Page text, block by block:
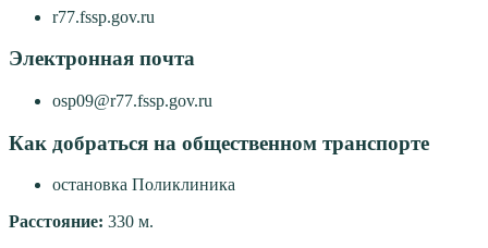
r77.fssp.gov.ru
Электронная почта
osp09@r77.fssp.gov.ru
Как добраться на общественном транспорте
остановка Поликлиника
Расстояние: 330 м.